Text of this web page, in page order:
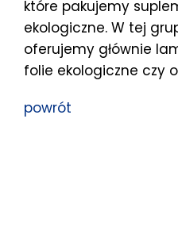
które pakujemy
ekologiczne. W tej
oferujemy głównie
folie ekologiczne czy
powrót